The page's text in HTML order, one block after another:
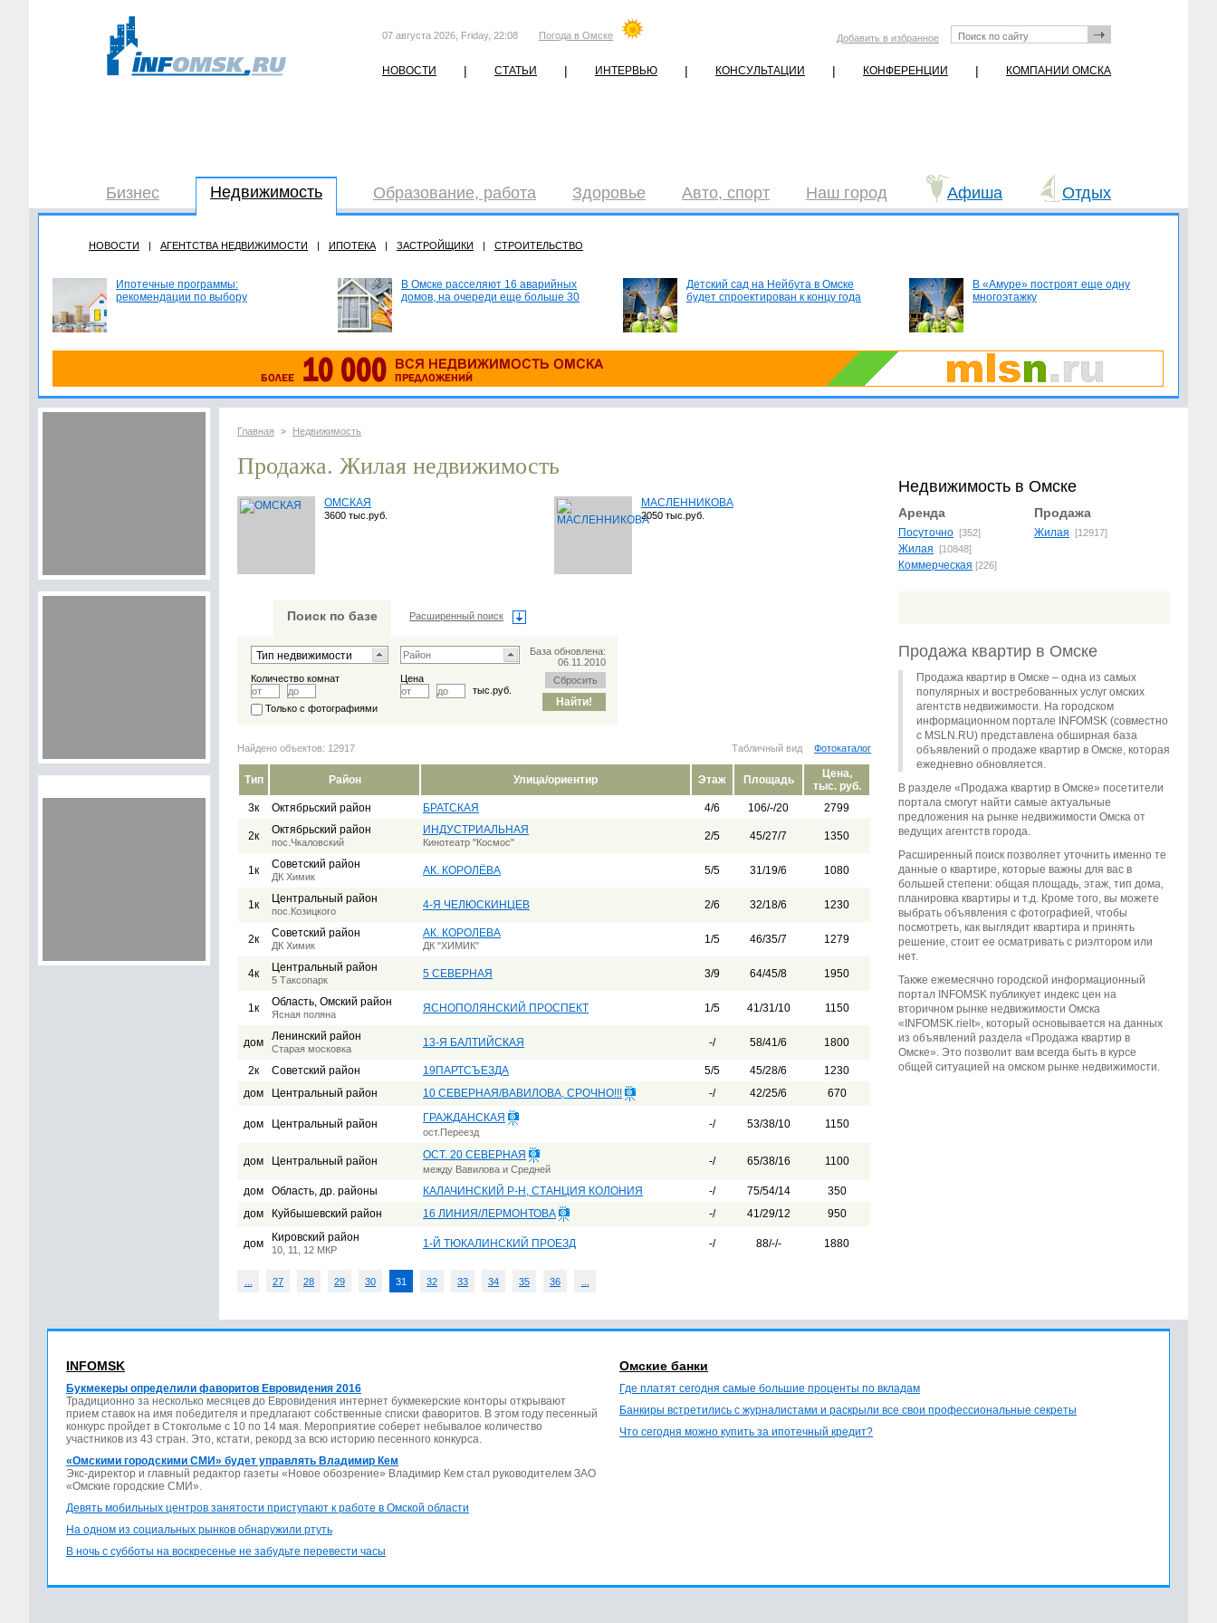
07 августа 2026, Friday, 22:08 Погода в Омске Добавить в избранное
НОВОСТИ | СТАТЬИ | ИНТЕРВЬЮ | КОНСУЛЬТАЦИИ | КОНФЕРЕНЦИИ | КОМПАНИИ ОМСКА
Бизнес Недвижимость Образование, работа Здоровье Авто, спорт Наш город Афиша Отдых
НОВОСТИ | АГЕНТСТВА НЕДВИЖИМОСТИ | ИПОТЕКА | ЗАСТРОЙЩИКИ | СТРОИТЕЛЬСТВО
Ипотечные программы:
рекомендации по выбору
В Омске расселяют 16 аварийных
домов, на очереди еще больше 30
Детский сад на Нейбута в Омске
будет спроектирован к концу года
В «Амуре» построят еще одну
многоэтажку
Главная > Недвижимость
Продажа. Жилая недвижимость
ОМСКАЯ
3600 тыс.руб.
МАСЛЕННИКОВА
2050 тыс.руб.
Поиск по базе Расширенный поиск
База обновлена:
06.11.2010
Количество комнат
Цена
тыс.руб.
Только с фотографиями
Табличный вид Фотокаталог
Найдено объектов: 12917
Тип Район Улица/ориентир Этаж Площадь
Цена,
тыс. руб.
3к
Октябрьский район БРАТСКАЯ 4/6 106/-/20 2799
2к Октябрьский район
пос.Чкаловский
ИНДУСТРИАЛЬНАЯ
Кинотеатр "Космос" 2/5 45/27/7 1350
1к Советский район
ДК Химик АК. КОРОЛЁВА 5/5 31/19/6 1080
1к Центральный район
пос.Козицкого 4-Я ЧЕЛЮСКИНЦЕВ 2/6 32/18/6 1230
2к Советский район
ДК Химик
АК. КОРОЛЕВА
ДК "ХИМИК" 1/5 46/35/7 1279
4к Центральный район
5 Таксопарк 5 СЕВЕРНАЯ 3/9 64/45/8 1950
1к Область, Омский район
Ясная поляна ЯСНОПОЛЯНСКИЙ ПРОСПЕКТ 1/5 41/31/10 1150
дом Ленинский район
Старая московка 13-Я БАЛТИЙСКАЯ -/ 58/41/6 1800
2к Советский район 19ПАРТСЪЕЗДА 5/5 45/28/6
1230
дом
Центральный район 10 СЕВЕРНАЯ/ВАВИЛОВА, СРОЧНО!!! -/ 42/25/6 670
дом Центральный район
ГРАЖДАНСКАЯ
ост.Переезд
-/ 53/38/10 1150
дом Центральный район
ОСТ. 20 СЕВЕРНАЯ
между Вавилова и Средней
-/ 65/38/16 1100
дом Область, др. районы КАЛАЧИНСКИЙ Р-Н, СТАНЦИЯ КОЛОНИЯ -/ 75/54/14
350
дом
Куйбышевский район 16 ЛИНИЯ/ЛЕРМОНТОВА -/ 41/29/12 950
дом Кировский район
10, 11, 12 МКР 1-Й ТЮКАЛИНСКИЙ ПРОЕЗД -/ 88/-/- 1880
27 28 29 30 31 32 33 34 35 36
Недвижимость в Омске
Аренда Продажа
Посуточно [352]
Жилая [10848]
Коммерческая [226]
Жилая [12917]
Продажа квартир в Омске
Продажа квартир в Омске – одна из самых
популярных и востребованных услуг омских
агентств недвижимости. На городском
информационном портале INFOMSK (совместно
с MSLN.RU) представлена обширная база
объявлений о продаже квартир в Омске, которая
ежедневно обновляется.
В разделе «Продажа квартир в Омске» посетители
портала смогут найти самые актуальные
предложения на рынке недвижимости Омска от
ведущих агентств города.
Расширенный поиск позволяет уточнить именно те
данные о квартире, которые важны для вас в
большей степени: общая площадь, этаж, тип дома,
планировка квартиры и т.д. Кроме того, вы можете
выбрать объявления с фотографией, чтобы
посмотреть, как выглядит квартира и принять
решение, стоит ее осматривать с риэлтором или
нет.
Также ежемесячно городской информационный
портал INFOMSK публикует индекс цен на
вторичном рынке недвижимости Омска
«INFOMSK.rielt», который основывается на данных
из объявлений раздела «Продажа квартир в
Омске». Это позволит вам всегда быть в курсе
общей ситуацией на омском рынке недвижимости.
INFOMSK
Букмекеры определили фаворитов Евровидения 2016
Традиционно за несколько месяцев до Евровидения интернет букмекерские конторы открывают
прием ставок на имя победителя и предлагают собственные списки фаворитов. В этом году песенный
конкурс пройдет в Стокгольме с 10 по 14 мая. Мероприятие соберет небывалое количество
участников из 43 стран. Это, кстати, рекорд за всю историю песенного конкурса.
«Омскими городскими СМИ» будет управлять Владимир Кем
Экс-директор и главный редактор газеты «Новое обозрение» Владимир Кем стал руководителем ЗАО
«Омские городские СМИ».
Девять мобильных центров занятости приступают к работе в Омской области
На одном из социальных рынков обнаружили ртуть
В ночь с субботы на воскресенье не забудьте перевести часы
Омские банки
Где платят сегодня самые большие проценты по вкладам
Банкиры встретились с журналистами и раскрыли все свои профессиональные секреты
Что сегодня можно купить за ипотечный кредит?